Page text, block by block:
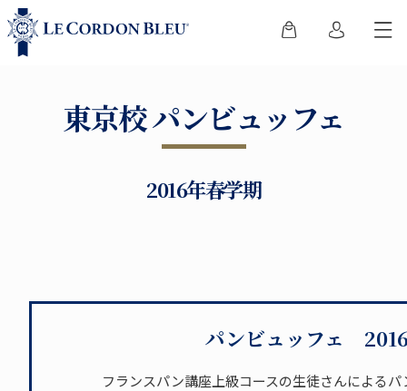
東京校 パンビュッフェ
2016年春学期
パンビュッフェ
フランスパン講座上級コースの生徒さんによる